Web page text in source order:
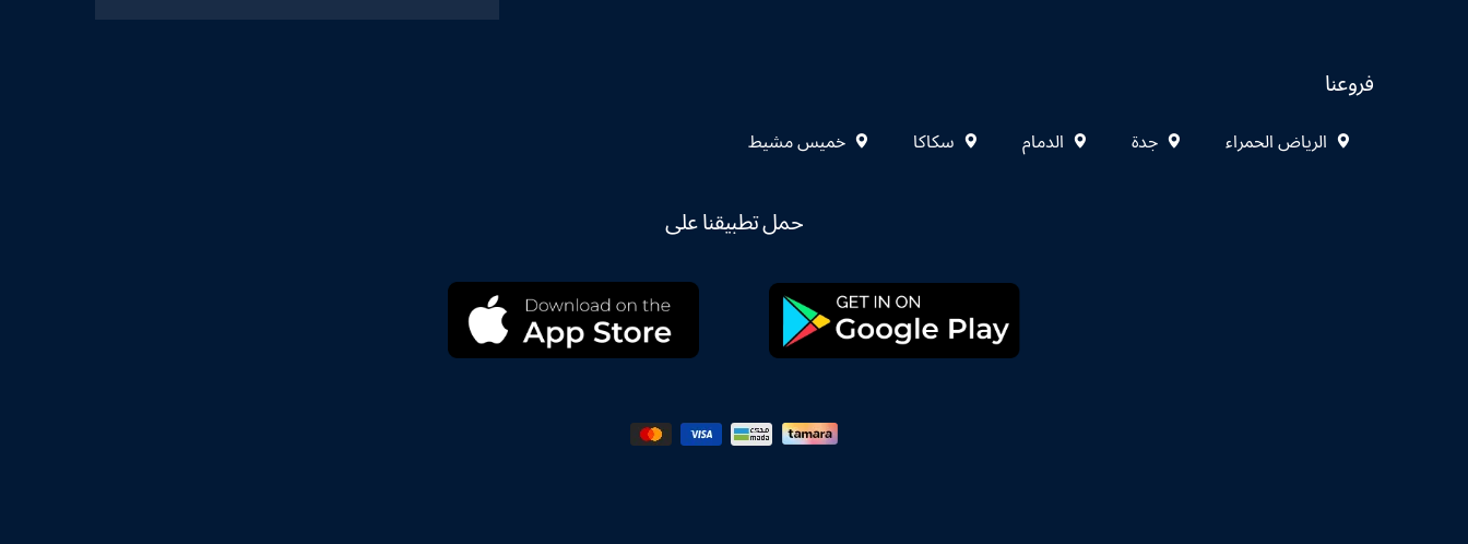
فروعنا
الرياض الحمراء جدة الدمام سكاكا خميس مشيط
حمل تطبيقنا على